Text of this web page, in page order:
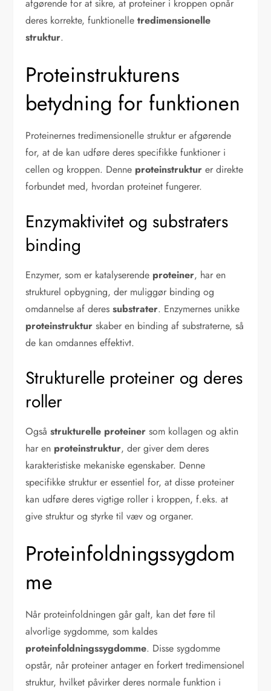
afgørende for at sikre, at proteiner i kroppen opnår
deres korrekte, funktionelletredimensionelle
struktur.
Proteinstrukturens
betydning for funktionen
Proteinernes tredimensionelle struktur er afgørende
for, at de kan udføre deres specifikke funktioner i
cellen og kroppen. Denne proteinstruktur er direkte
forbundet med, hvordan proteinet fungerer.
Enzymaktivitet og substraters
binding
Enzymer, som er katalyserende proteiner, har en
strukturel opbygning, der muliggør binding og
omdannelse af deressubstrater. Enzymernes unikke
proteinstruktur skaber en binding af substraterne, så
de kan omdannes effektivt.
Strukturelle proteiner og deres
roller
Ogsåstrukturelle proteiner som kollagen og aktin
har en proteinstruktur, der giver dem deres
karakteristiske mekaniske egenskaber. Denne
specifikke struktur er essentiel for, at disse proteiner
kan udføre deres vigtige roller i kroppen, f.eks. at
give struktur og styrke til væv og organer.
Proteinfoldningssygdom
me
Når proteinfoldningen går galt, kan det føre til
alvorlige sygdomme, som kaldes
proteinfoldningssygdomme. Disse sygdomme
opstår, når proteiner antager en forkert tredimensionel
struktur, hvilket påvirker deres normale funktion i